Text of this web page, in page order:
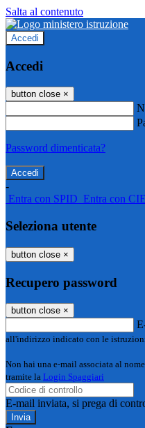
Salta al contenuto
Accedi
Accedi
button close ×
Password dimenticata?
-
Entra con SPID Entra con CIE
Seleziona utente
button close ×
Recupero password
button close ×
all'indirizzo indicato con le
Non hai una e-mail associata al
tramite la Login Spaggiari
E-mail inviata, si prega di